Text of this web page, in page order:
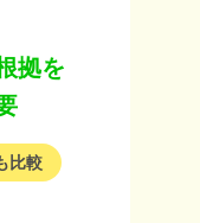
拠を
比較